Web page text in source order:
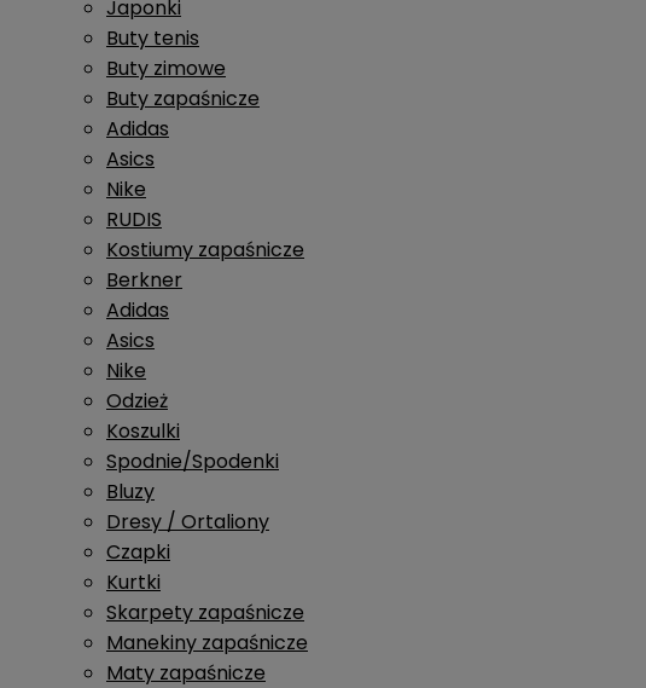
Japonki
Buty tenis
Buty zimowe
Buty zapaśnicze
Adidas
Asics
Nike
RUDIS
Kostiumy zapaśnicze
Berkner
Adidas
Asics
Nike
Odzież
Koszulki
Spodnie/Spodenki
Bluzy
Dresy / Ortaliony
Czapki
Kurtki
Skarpety zapaśnicze
Manekiny zapaśnicze
Maty zapaśnicze